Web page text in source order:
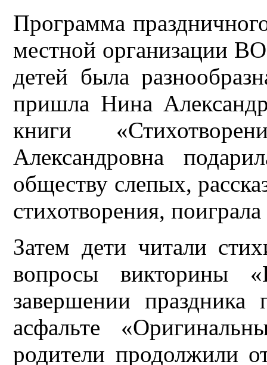
Программа
местной организации
детей была
пришла Нина
книги
Александровна
обществу слепых,
стихотворения,
Затем дети читали
вопросы викторины
завершении
асфальте
родители продолжили